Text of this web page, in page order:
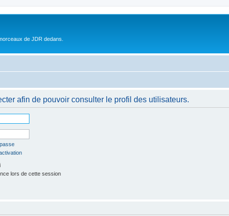
de JDR dedans.
afin de pouvoir consulter le profil des utilisateurs.
lors de cette session